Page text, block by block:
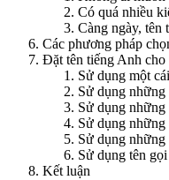
Có quá nhiều
Càng ngày, tên
Các phương pháp
Đặt tên tiếng Anh cho
Sử dụng một
Sử dụng những
Sử dụng những
Sử dụng
Sử dụng
Sử dụng tên
Kết luận